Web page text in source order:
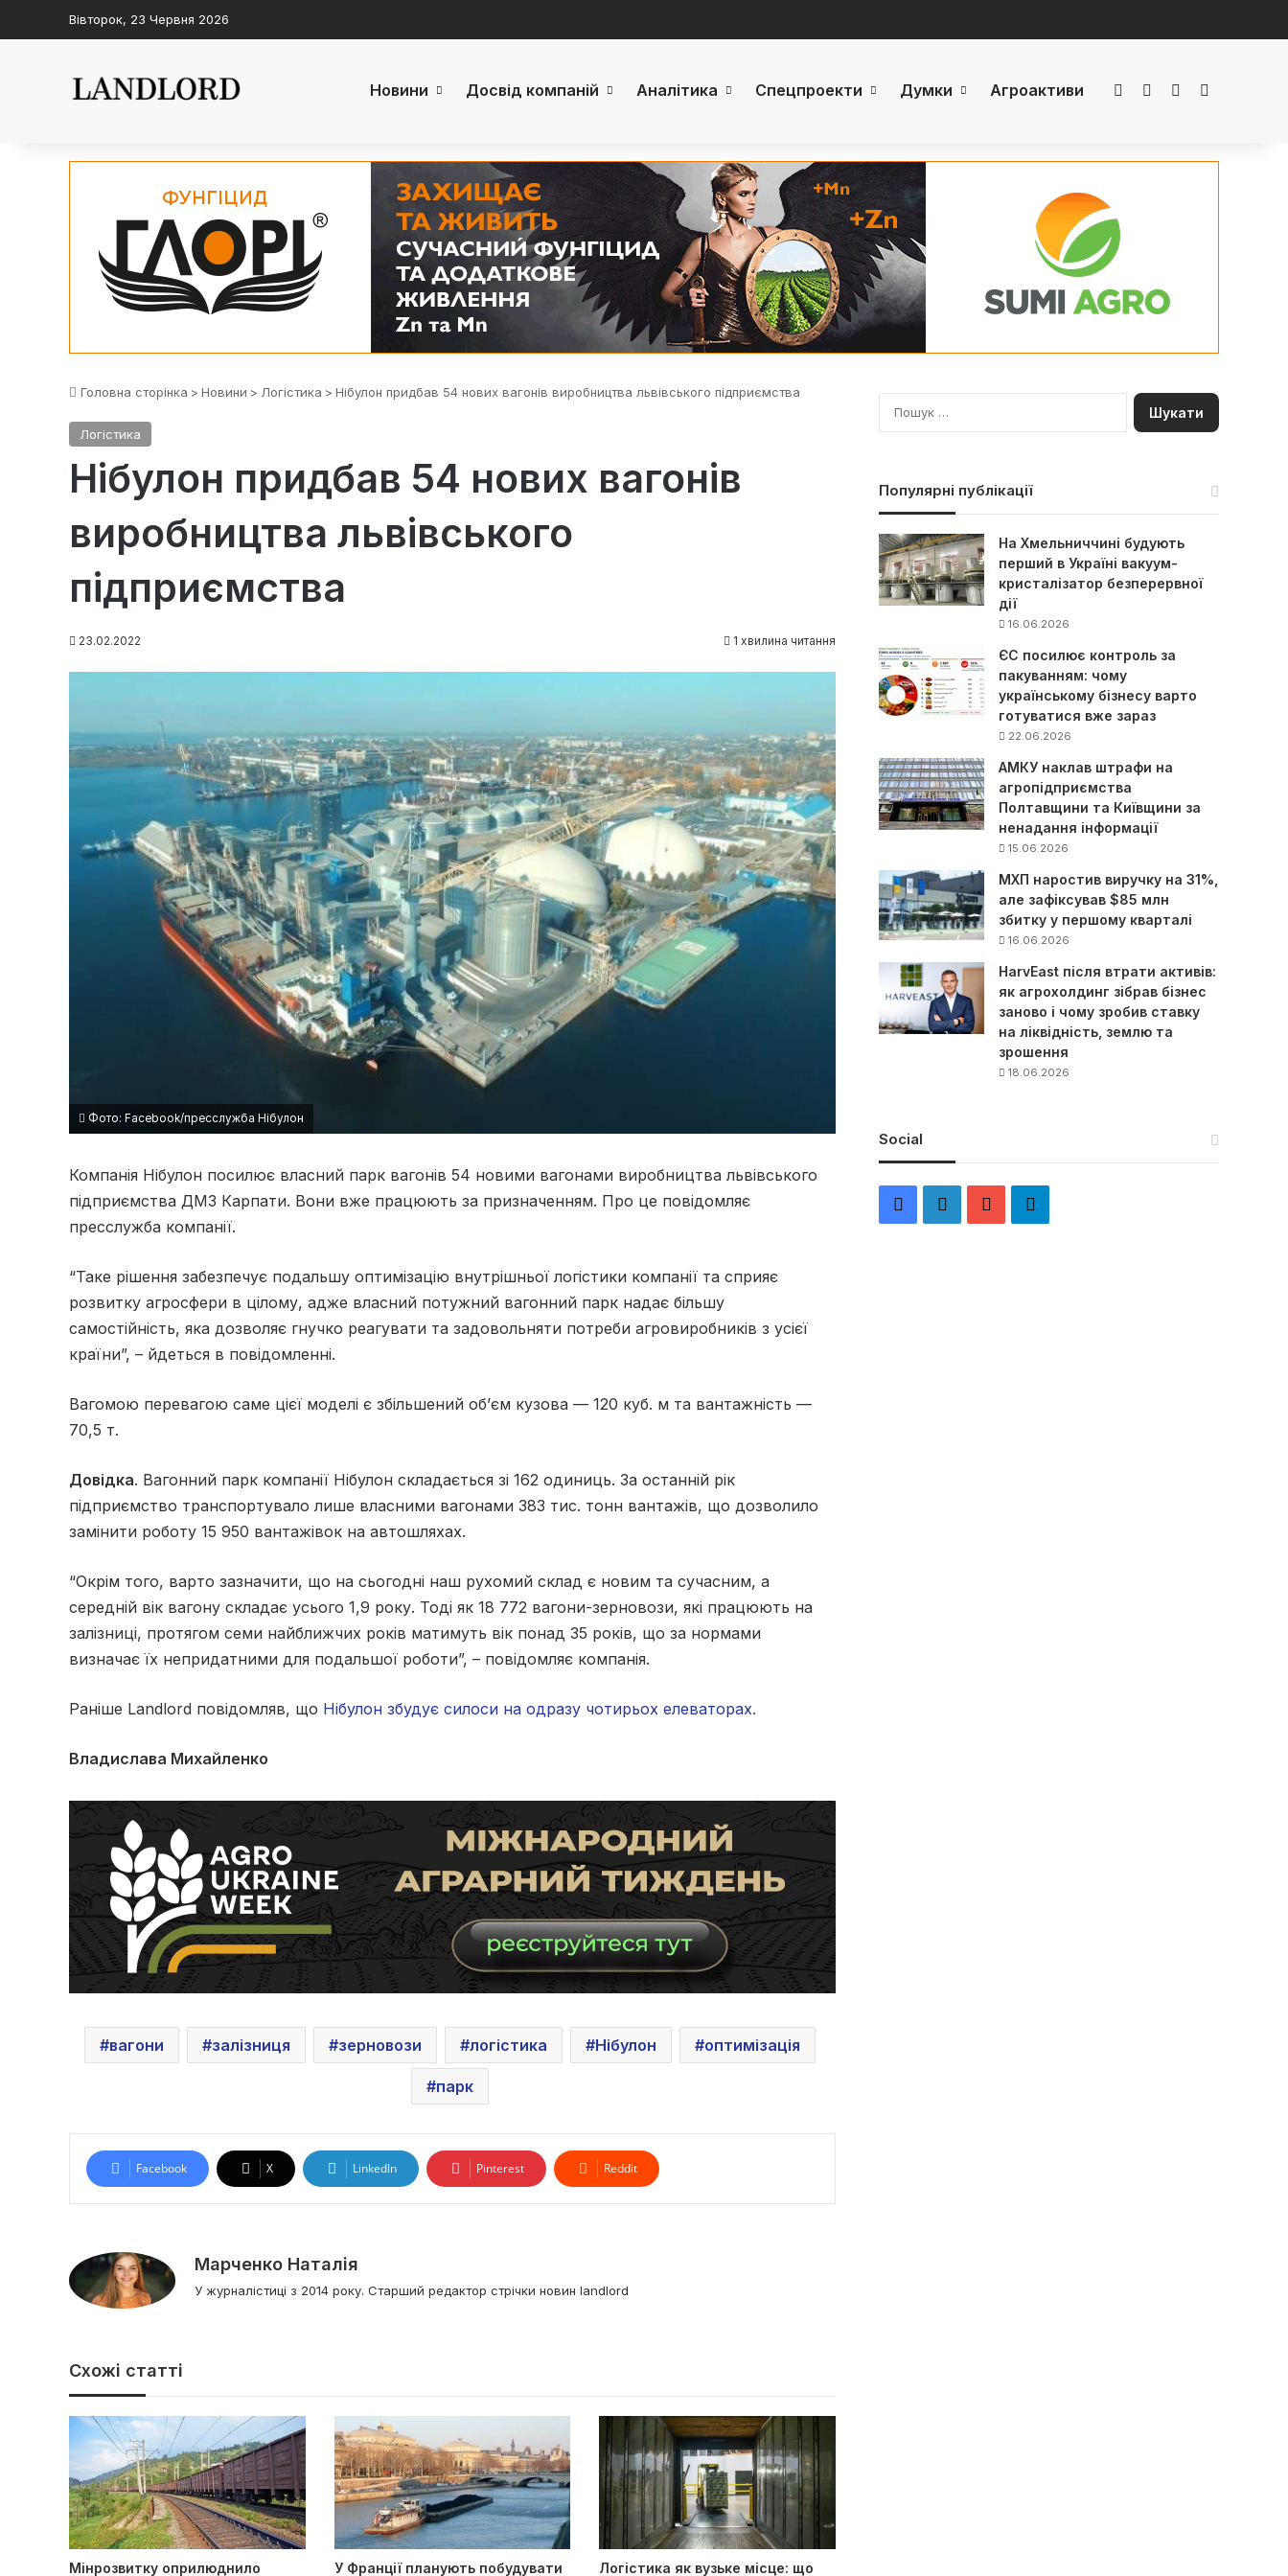
Вівторок, 23 Червня 2026
Новини Досвід компаній Аналітика Спецпроекти Думки Агроактиви FacebookLinkedInYouTube
Головна сторінка > Новини > Логістика > Нібулон придбав 54 нових вагонів виробництва львівського підприємства
Логістика
Нібулон придбав 54 нових вагонів
виробництва львівського
підприємства
23.02.2022 1 хвилина читання
Фото: Facebook/пресслужба Нібулон
Компанія Нібулон посилює власний парк вагонів 54 новими вагонами виробництва львівського
підприємства ДМЗ Карпати. Вони вже працюють за призначенням. Про це повідомляє
пресслужба компанії.
“Таке рішення забезпечує подальшу оптимізацію внутрішньої логістики компанії та сприяє
розвитку агросфери в цілому, адже власний потужний вагонний парк надає більшу
самостійність, яка дозволяє гнучко реагувати та задовольняти потреби агровиробників з усієї
країни”, – йдеться в повідомленні.
Вагомою перевагою саме цієї моделі є збільшений об’єм кузова — 120 куб. м та вантажність —
70,5 т.
Довідка. Вагонний парк компанії Нібулон складається зі 162 одиниць. За останній рік
підприємство транспортувало лише власними вагонами 383 тис. тонн вантажів, що дозволило
замінити роботу 15 950 вантажівок на автошляхах.
“Окрім того, варто зазначити, що на сьогодні наш рухомий склад є новим та сучасним, а
середній вік вагону складає усього 1,9 року. Тоді як 18 772 вагони-зерновози, які працюють на
залізниці, протягом семи найближчих років матимуть вік понад 35 років, що за нормами
визначає їх непридатними для подальшої роботи”, – повідомляє компанія.
Раніше Landlord повідомляв, що Нібулон збудує силоси на одразу чотирьох елеваторах.
Владислава Михайленко
вагони залізниця зерновози логістика Нібулон оптимізація
парк
Facebook X LinkedIn Pinterest Reddit
Марченко Наталія
У журналістиці з 2014 року. Старший редактор стрічки новин landlord
Схожі статті
Мінрозвитку оприлюднило У Франції планують побудувати Логістика як вузьке місце: що
П
о
Популярні публікації
На Хмельниччині будують
перший в Україні вакуум-
кристалізатор безперервної
дії
16.06.2026
ЄС посилює контроль за
пакуванням: чому
українському бізнесу варто
готуватися вже зараз
22.06.2026
АМКУ наклав штрафи на
агропідприємства
Полтавщини та Київщини за
ненадання інформації
15.06.2026
МХП наростив виручку на 31%,
але зафіксував $85 млн
збитку у першому кварталі
16.06.2026
HarvEast після втрати активів:
як агрохолдинг зібрав бізнес
заново і чому зробив ставку
на ліквідність, землю та
зрошення
18.06.2026
Social